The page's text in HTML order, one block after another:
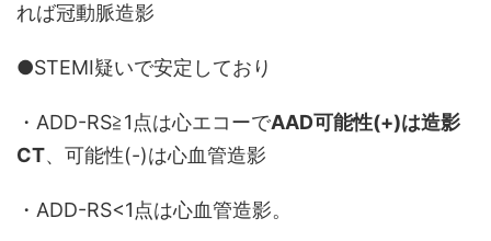
れば冠動脈造影
●STEMI疑いで安定しており
・ADD-RS≧1点は心エコーでAAD可能性(+)は造影
CT、可能性(-)は心血管造影
・ADD-RS<1点は心血管造影。